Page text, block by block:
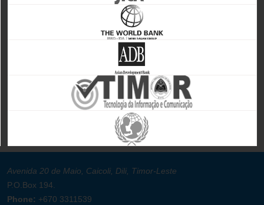
Avenida 20 de Maio, Caicoli, Dili, Timor-Leste
P.O.Box 194.
Phone: +670 3311539